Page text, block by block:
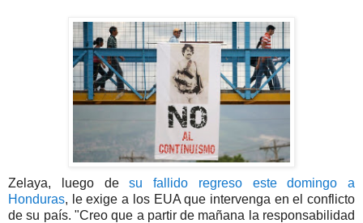
Zelaya, luego desu fallido regreso este domingo a
Honduras, le exige a los EUA que intervenga en el conflicto
de su país. "Creo que a partir de mañana la responsabilidad